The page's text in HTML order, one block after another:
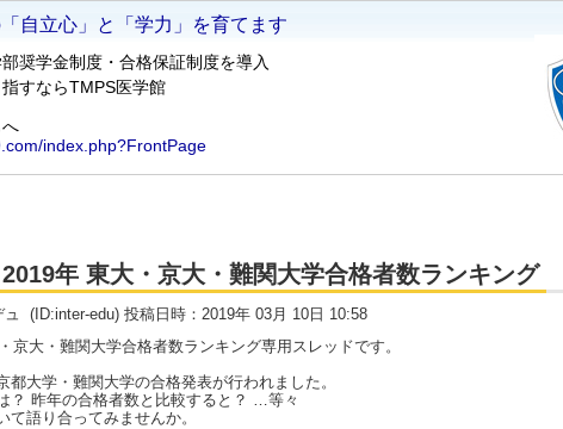
2019年 東大・京大・難関大学合格者数ランキング
(ID:inter-edu) 投稿日時：2019年 03月 10日 10:58
京大・難関大学合格者数ランキング専用スレッドです。
都大学・難関大学の合格発表が行われました。
？ 昨年の合格者数と比較すると？ …等々
て語り合ってみませんか。